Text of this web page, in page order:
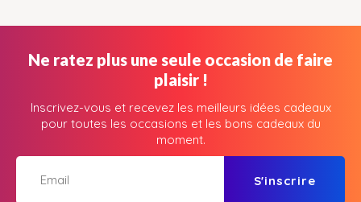
Ne ratez plus une seule occasion de faire
plaisir !
Inscrivez-vous et recevez les meilleurs idées cadeaux
pour toutes les occasions et les bons cadeaux du
moment.
S'inscrire